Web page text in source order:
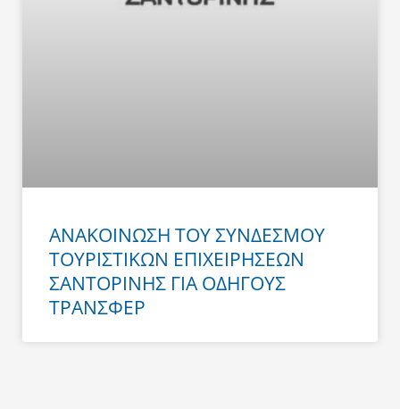
ΑΝΑΚΟΙΝΩΣΗ ΤΟΥ ΣΥΝΔΕΣΜΟΥ
ΤΟΥΡΙΣΤΙΚΩΝ ΕΠΙΧΕΙΡΗΣΕΩΝ
ΣΑΝΤΟΡΙΝΗΣ ΓΙΑ ΟΔΗΓΟΥΣ
ΤΡΑΝΣΦΕΡ